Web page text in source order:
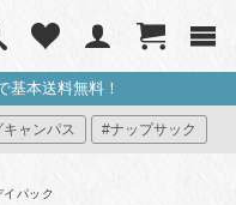
基本送料無料！
ャンパス #ナップサック
イパック